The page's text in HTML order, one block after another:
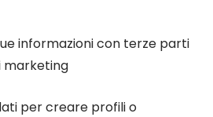
informazioni con terze parti
marketing
per creare profili o